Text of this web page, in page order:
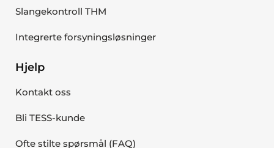
Slangekontroll THM
Integrerte forsyningsløsninger
Hjelp
Kontakt oss
Bli TESS-kunde
Ofte stilte spørsmål (FAQ)